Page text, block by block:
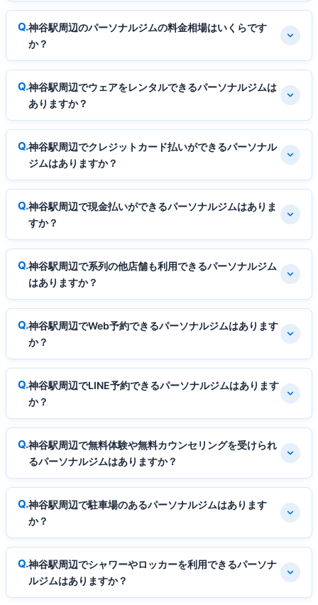
神谷駅周辺のパーソナルジムの料金相場はいくらです
か？
神谷駅周辺でウェアをレンタルできるパーソナルジムは
ありますか？
神谷駅周辺でクレジットカード払いができるパーソナル
ジムはありますか？
神谷駅周辺で現金払いができるパーソナルジムはありま
すか？
神谷駅周辺で系列の他店舗も利用できるパーソナルジム
はありますか？
神谷駅周辺でWeb予約できるパーソナルジムはあります
か？
神谷駅周辺でLINE予約できるパーソナルジムはあります
か？
神谷駅周辺で無料体験や無料カウンセリングを受けられ
るパーソナルジムはありますか？
神谷駅周辺で駐車場のあるパーソナルジムはあります
か？
神谷駅周辺でシャワーやロッカーを利用できるパーソナ
ルジムはありますか？